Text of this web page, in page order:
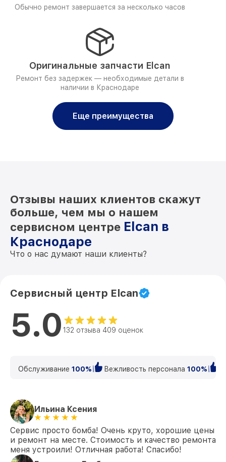
Обычно ремонт завершается за несколько часов
Оригинальные запчасти Elcan
Ремонт без задержек — необходимые детали в
наличии в Краснодаре
Еще преимущества
Отзывы наших клиентов скажут
больше, чем мы о нашем
сервисном центре Elcan в
Краснодаре
Что о нас думают наши клиенты?
Сервисный центр Elcan
5.0 132 отзыва 409 оценок
Обслуживание 100% Вежливость персонала 100%
Ильина Ксения
Сервис просто бомба! Очень круто, хорошие цены
и ремонт на месте. Стоимость и качество ремонта
меня устроили! Отличная работа! Спасибо!